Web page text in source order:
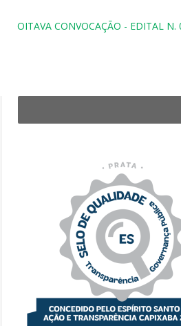
OITAVA CONVOCAÇÃO - EDITAL N.